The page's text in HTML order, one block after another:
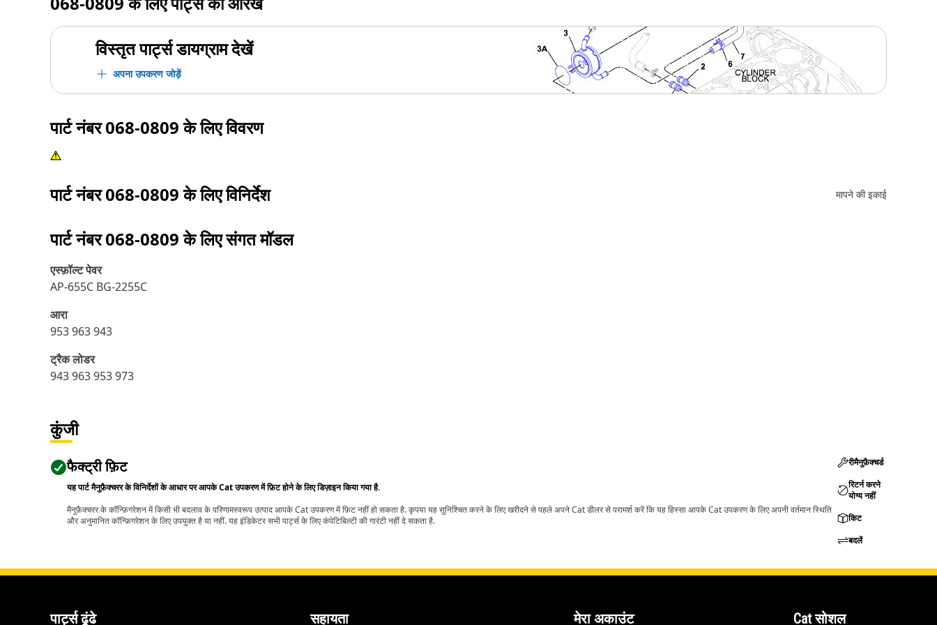
विस्तृत पार्ट्स डायग्राम देखें
अपना उपकरण जोड़ें
पार्ट नंबर068-0809के लिए विवरण
पार्ट नंबर068-0809के लिए विनिर्देश मापने की इकाई
पार्ट नंबर068-0809के लिए संगत मॉडल
एस्‍फ़ॉल्‍ट पेवर
AP-655C BG-2255C
आरा
953 963 943
ट्रैक लोडर
943 963 953 973
कुंजी
फैक्ट्री फ़िट
यह पार्ट मैनुफ़ैक्चरर के विनिर्देशों के आधार पर आपके Cat उपकरण में फ़िट होने के लिए डिज़ाइन किया गया है.
मैनुफ़ैक्चरर के कॉन्फ़िगरेशन में किसी भी बदलाव के परिणामस्वरूप उत्पाद आपके Cat उपकरण में फ़िट नहीं हो सकता है. कृपया यह सुनिश्चित करने के लिए खरीदने से पहले अपने Cat डीलर से परामर्श करें कि यह हिस्सा आपके Cat उपकरण के लिए अपनी वर्तमान स्थिति
और अनुमानित कॉन्फ़िगरेशन के लिए उपयुक्त है या नहीं. यह इंडिकेटर सभी पार्ट्स के लिए कंपेटिबिल्टी की गारंटी नहीं दे सकता है.
रीमैनुफ़ैक्चर्ड
रिटर्न करने
योग्य नहीं
किट
बदलें
पार्ट्स ढूंढे सहायता मेरा अकाउंट Cat सोशल